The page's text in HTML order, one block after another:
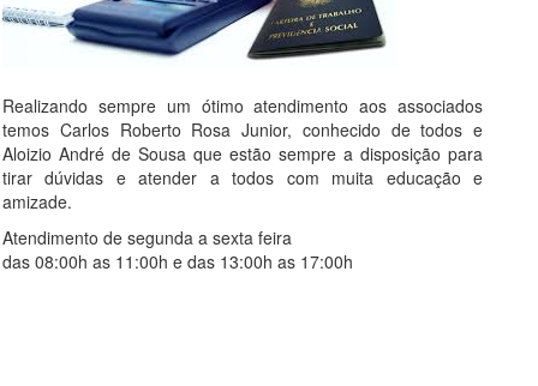
Realizando sempre um ótimo atendimento aos associados
temos Carlos Roberto Rosa Junior, conhecido de todos e
Aloizio André de Sousa que estão sempre a disposição para
tirar dúvidas e atender a todos com muita educação e
amizade.
Atendimento de segunda a sexta feira
das 08:00h as 11:00h e das 13:00h as 17:00h